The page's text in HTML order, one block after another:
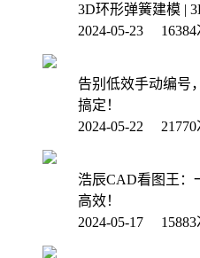
3D环形弹簧建模 |
2024-05-23 16384
告别低效手动编号
搞定！
2024-05-22 21770
浩辰CAD看图王：
高效！
2024-05-17 15883